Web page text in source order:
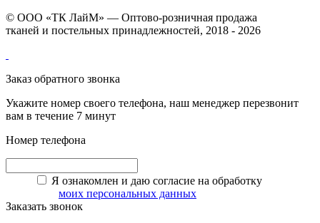
© ООО «ТК ЛайМ» — Оптово-розничная продажа
тканей и постельных принадлежностей, 2018 - 2026
Заказ обратного звонка
Укажите номер своего телефона, наш менеджер перезвонит
вам в течение 7 минут
Номер телефона
Я ознакомлен и даю согласие на обработку
моих персональных данных
Заказать звонок